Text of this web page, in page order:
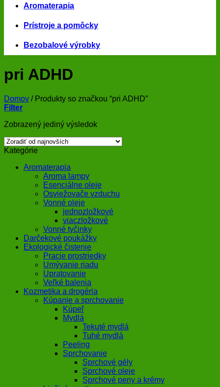
Aromaterapia
Prístroje a pomôcky
Bezobalové výrobky
pri ADHD
Domov /Produkty so značkou “pri ADHD”
Filter
Zobrazený jediný výsledok
Kategórie
Aromaterapia
Aroma lampy
Esenciálne oleje
Osviežovače vzduchu
Vonné oleje
jednozložkové
viaczložkové
Vonné tyčinky
Darčekové poukážky
Ekologické čistenie
Pracie prostriedky
Umývanie riadu
Upratovanie
Veľké balenia
Kozmetika a drogéria
Kúpanie a sprchovanie
Kúpeľ
Mydlá
Tekuté mydlá
Tuhé mydlá
Peeling
Sprchovanie
Sprchové gély
Sprchové oleje
Sprchové peny a krémy